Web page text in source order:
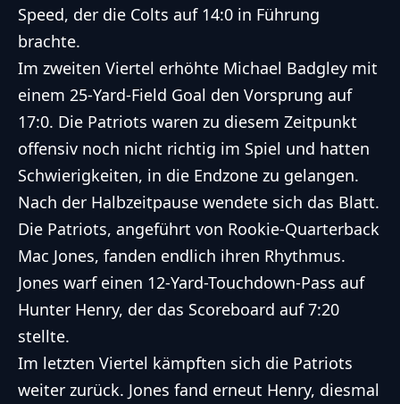
Speed, der die Colts auf 14:0 in Führung
brachte.
Im zweiten Viertel erhöhte Michael Badgley mit
einem 25-Yard-Field Goal den Vorsprung auf
17:0. Die Patriots waren zu diesem Zeitpunkt
offensiv noch nicht richtig im Spiel und hatten
Schwierigkeiten, in die Endzone zu gelangen.
Nach der Halbzeitpause wendete sich das Blatt.
Die Patriots, angeführt von Rookie-Quarterback
Mac Jones, fanden endlich ihren Rhythmus.
Jones warf einen 12-Yard-Touchdown-Pass auf
Hunter Henry, der das Scoreboard auf 7:20
stellte.
Im letzten Viertel kämpften sich die Patriots
weiter zurück. Jones fand erneut Henry, diesmal